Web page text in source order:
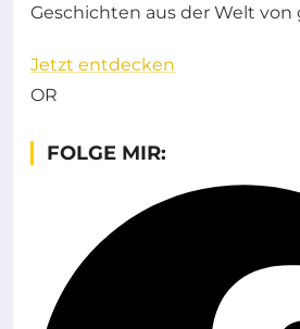
Geschichten aus der Welt
Jetzt entdecken
OR
FOLGE MIR: